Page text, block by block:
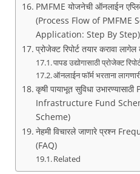
PMFME योजनेची ऑनलाईन
(Process Flow of PMFME
Application: Step By Step)
प्रोजेक्ट रिपोर्ट तयार करावा लागेल
पापड उद्योगासाठी प्रोजेक्ट
ऑनलाईन फॉर्म भरताना
कृषी पायाभूत सुविधा
Infrastructure Fund
Scheme)
नेहमी विचारले जाणारे प्रश्न
(FAQ)
Related